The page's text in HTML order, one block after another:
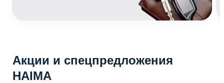
Акции и спецпредложения
HAIMA